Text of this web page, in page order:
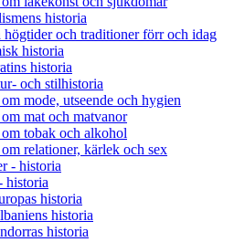
historia
högtider och traditioner förr och idag
historia
historia
och stilhistoria
mode, utseende och hygien
mat och matvanor
tobak och alkohol
relationer, kärlek och sex
- historia
historia
historia
historia
historia